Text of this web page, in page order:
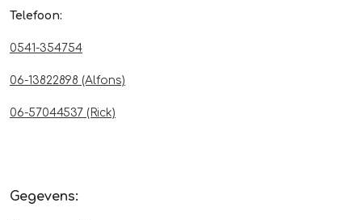
Telefoon:
0541-354754
06-13822898 (Alfons)
06-57044537 (Rick)
Gegevens: